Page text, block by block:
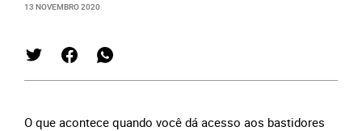
13 NOVEMBRO 2020
O que acontece quando você dá acesso aos bastidores